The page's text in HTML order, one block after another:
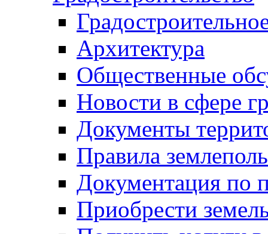
Архитектура
Общественные
Новости в сфере
Документы
Правила
Документация по
Приобрести